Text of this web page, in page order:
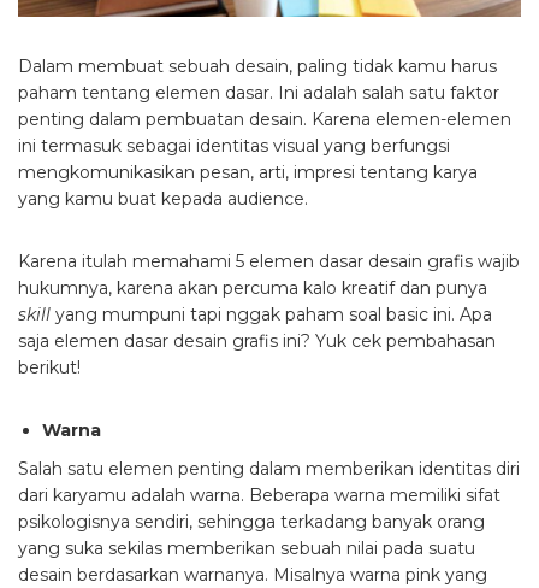
Dalam membuat sebuah desain, paling tidak kamu harus
paham tentang elemen dasar. Ini adalah salah satu faktor
penting dalam pembuatan desain. Karena elemen-elemen
ini termasuk sebagai identitas visual yang berfungsi
mengkomunikasikan pesan, arti, impresi tentang karya
yang kamu buat kepada audience.
Karena itulah memahami 5 elemen dasar desain grafis wajib
hukumnya, karena akan percuma kalo kreatif dan punya
skill yang mumpuni tapi nggak paham soal basic ini. Apa
saja elemen dasar desain grafis ini? Yuk cek pembahasan
berikut!
Warna
Salah satu elemen penting dalam memberikan identitas diri
dari karyamu adalah warna. Beberapa warna memiliki sifat
psikologisnya sendiri, sehingga terkadang banyak orang
yang suka sekilas memberikan sebuah nilai pada suatu
desain berdasarkan warnanya. Misalnya warna pink yang